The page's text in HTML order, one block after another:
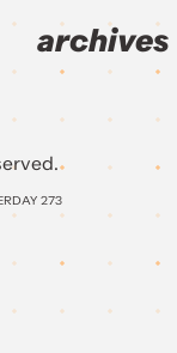
archives
273